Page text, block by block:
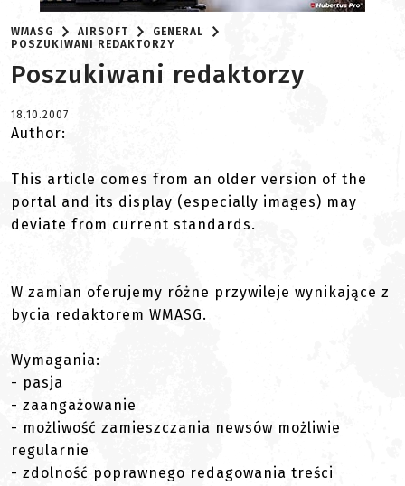
WMASG AIRSOFT
GENERAL
POSZUKIWANI REDAKTORZY
Poszukiwani redaktorzy
18.10.2007
Author:
This article comes from an older version of the
portal and its display (especially images) may
deviate from current standards.
W zamian oferujemy różne przywileje wynikające z
bycia redaktorem WMASG.
Wymagania:
- pasja
- zaangażowanie
- możliwość zamieszczania newsów możliwie
regularnie
- zdolność poprawnego redagowania treści